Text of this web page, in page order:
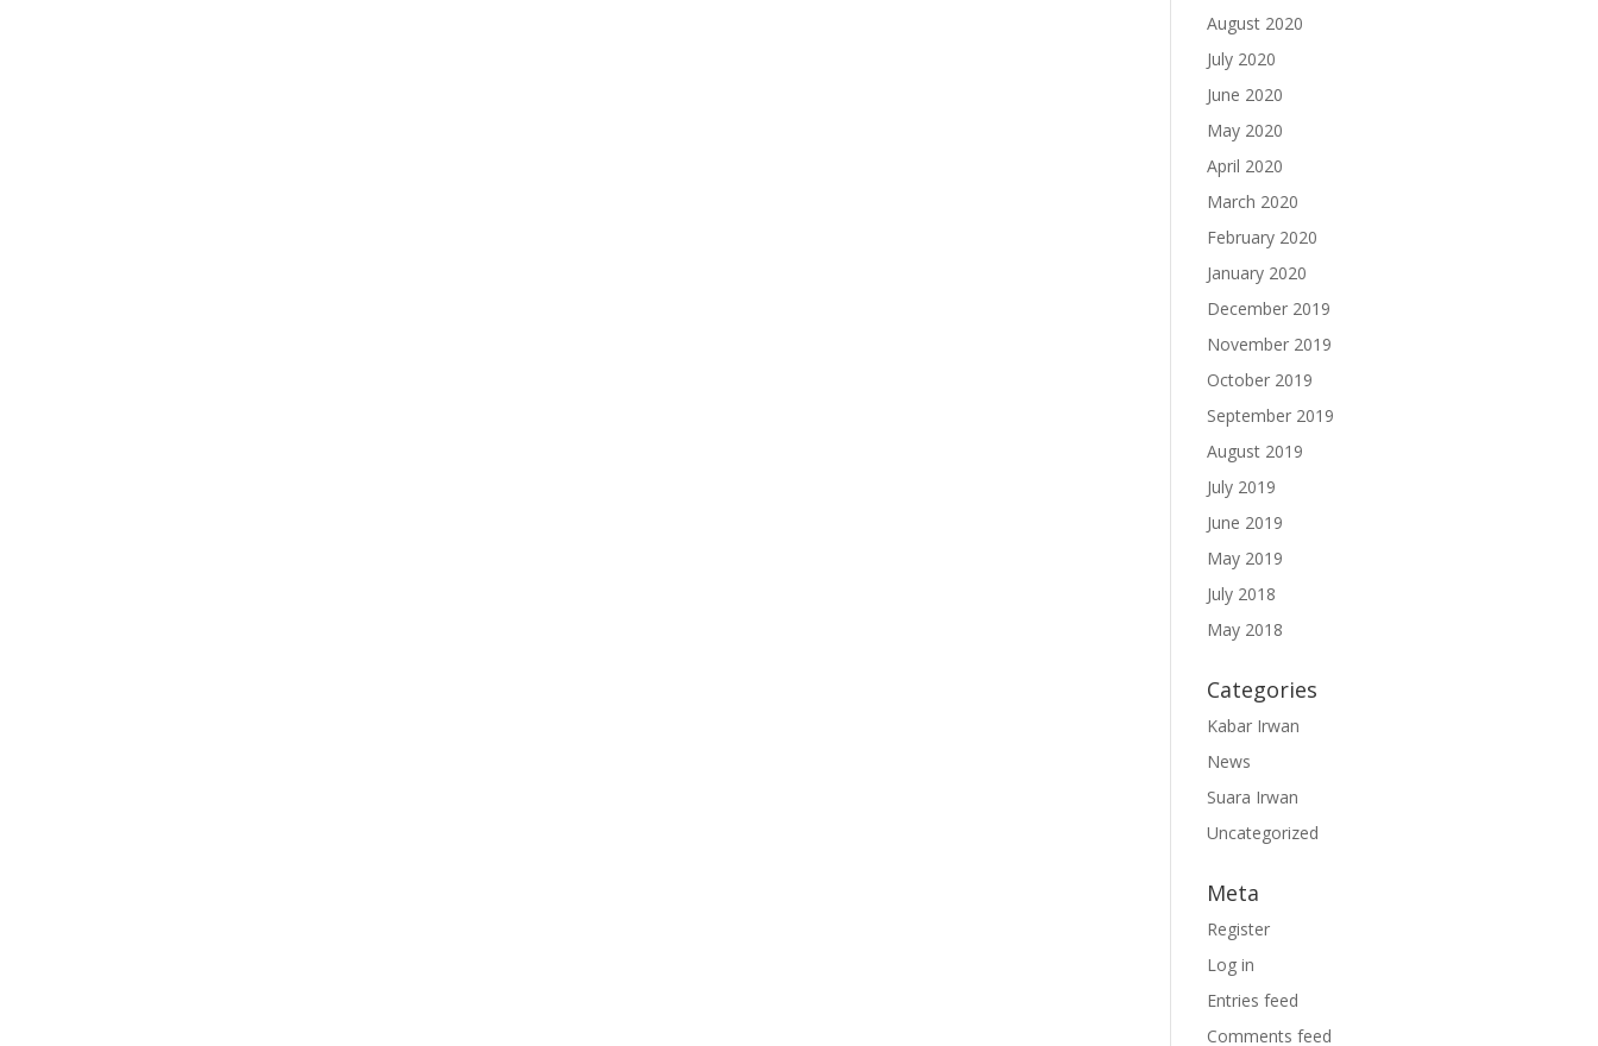
August 2020
July 2020
June 2020
May 2020
April 2020
March 2020
February 2020
January 2020
December 2019
November 2019
October 2019
September 2019
August 2019
July 2019
June 2019
May 2019
July 2018
May 2018
Categories
Kabar Irwan
News
Suara Irwan
Uncategorized
Meta
Register
Log in
Entries feed
Comments feed